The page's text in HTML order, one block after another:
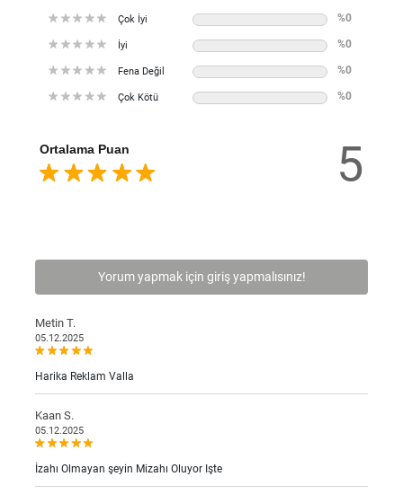
Çok İyi %0
İyi %0
Fena Değil %0
Çok Kötü %0
Ortalama Puan 5
Yorum yapmak için giriş yapmalısınız!
Metin T.
05.12.2025
Harika Reklam Valla
Kaan S.
05.12.2025
İzahı Olmayan şeyin Mizahı Oluyor Işte